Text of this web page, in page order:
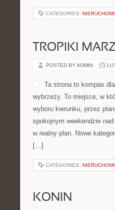
CATEGORIES:
TROPIKI
POSTED BY ADMIN
Ta strona to kompas
wybrzeży. To miejsce, w
wyboru kierunku, przez
spokojnym weekendzie
w realny plan. Nowe
[…]
CATEGORIES:
KONIN